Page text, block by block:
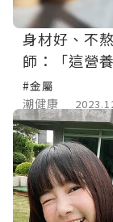
身材好、不
師：「這營
#金屬
潮健康